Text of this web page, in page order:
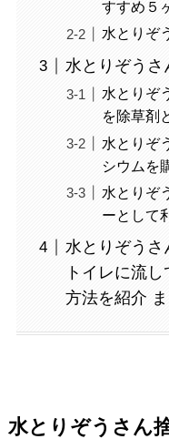
すすめ５
水とりぞ
水とりぞうさ
水とりぞ
を除草剤
水とりぞ
シウムを
水とりぞ
ーとして
水とりぞうさ
トイレに流
方法を紹介
水とりぞうさん